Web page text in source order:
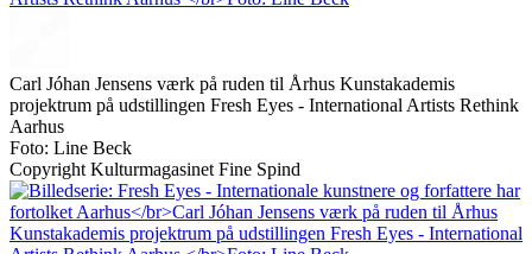
Carl Jóhan Jensens værk på ruden til Århus Kunstakademis
projektrum på udstillingen Fresh Eyes - International Artists Rethink
Aarhus
Foto: Line Beck
Copyright Kulturmagasinet Fine Spind